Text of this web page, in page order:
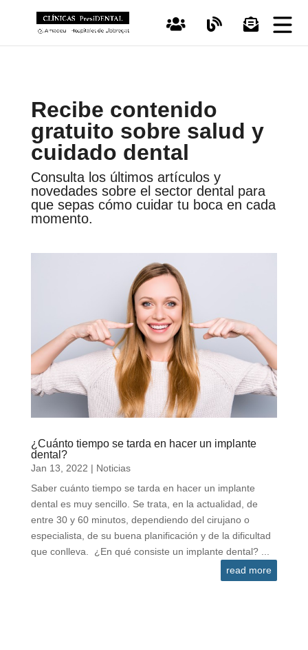
Recibe contenido
gratuito sobre salud y
cuidado dental
Consulta los últimos artículos y
novedades sobre el sector dental para
que sepas cómo cuidar tu boca en cada
momento.
¿Cuánto tiempo se tarda en hacer un implante
dental?
Jan 13, 2022 | Noticias
Saber cuánto tiempo se tarda en hacer un implante
dental es muy sencillo. Se trata, en la actualidad, de
entre 30 y 60 minutos, dependiendo del cirujano o
especialista, de su buena planificación y de la dificultad
que conlleva. ¿En qué consiste un implante dental? ...
read more